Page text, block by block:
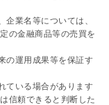
企業名等については、
の金融商品等の売買を
の運用成果等を保証す
ている場合があります
信頼できると判断した